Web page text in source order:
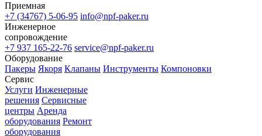
Приемная
+7 (34767) 5-06-95 info@npf-paker.ru
Инженерное
сопровождение
+7 937 165-22-76 service@npf-paker.ru
Оборудование
Пакеры Якоря Клапаны Инструменты Компоновки
Сервис
Услуги Инженерные
решения Сервисные
центры Аренда
оборудования Ремонт
оборудования